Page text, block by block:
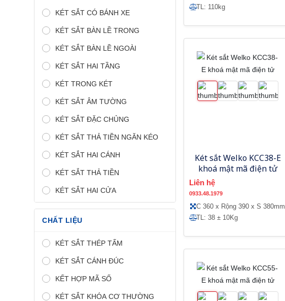
KÉT SẮT CÓ BÁNH XE
KÉT SẮT BÀN LỀ TRONG
KÉT SẮT BÀN LỀ NGOÀI
KÉT SẮT HAI TẦNG
KÉT TRONG KÉT
KÉT SẮT ÂM TƯỜNG
KÉT SẮT ĐẶC CHỦNG
KÉT SẮT THẢ TIỀN NGĂN KÉO
KÉT SẮT HAI CÁNH
KÉT SẮT THẢ TIỀN
KÉT SẮT HAI CỬA
CHẤT LIỆU
KÉT SẮT THÉP TẤM
KÉT SẮT CÁNH ĐÚC
KẾT HỢP MÃ SỐ
KÉT SẮT KHÓA CƠ THƯỜNG
TL: 110kg
Két sắt Welko KCC38-E
khoá mật mã điện tử
Liên hệ
0933.48.1979
C 360 x Rộng 390 x S 380mm
TL: 38 ± 10Kg